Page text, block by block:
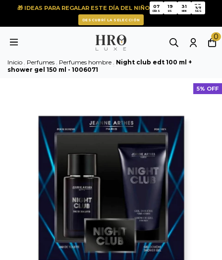
🎁 IDEAS PARA REGALAR ESTE DÍA DEL NIÑO
07
07
DÍAS
19
19
HS
31
31
MIN
37
37
SEG
DESCUBRÍ LA SELECCIÓN
0
Inicio Perfumes Perfumes hombre
Night club edt 100 ml +
shower gel 150 ml - 1006071
5% OFF